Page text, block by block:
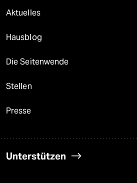
Aktuelles
Hausblog
Die Seitenwende
Stellen
Presse
Unterstützen